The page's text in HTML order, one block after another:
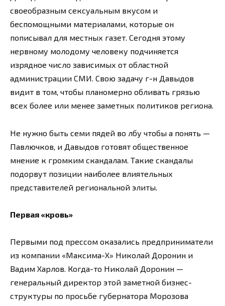
своеобразным сексуальным вкусом и
беспомощными материалами, которые он
пописывал для местных газет. Сегодня этому
нервному молодому человеку подчиняется
изрядное число зависимых от областной
администрации СМИ. Свою задачу г-н Давыдов
видит в том, чтобы планомерно обливать грязью
всех более или менее заметных политиков региона.
Не нужно быть семи пядей во лбу чтобы а понять —
Павлючков, и Давыдов готовят общественное
мнение к громким скандалам. Такие скандалы
подорвут позиции наиболее влиятельных
представителей региональной элиты.
Первая «кровь»
Первыми под прессом оказались предприниматели
из компании «Максима-Х» Николай Доронин и
Вадим Харлов. Когда-то Николай Доронин —
генеральный директор этой заметной бизнес-
структуры по просьбе губернатора Морозова